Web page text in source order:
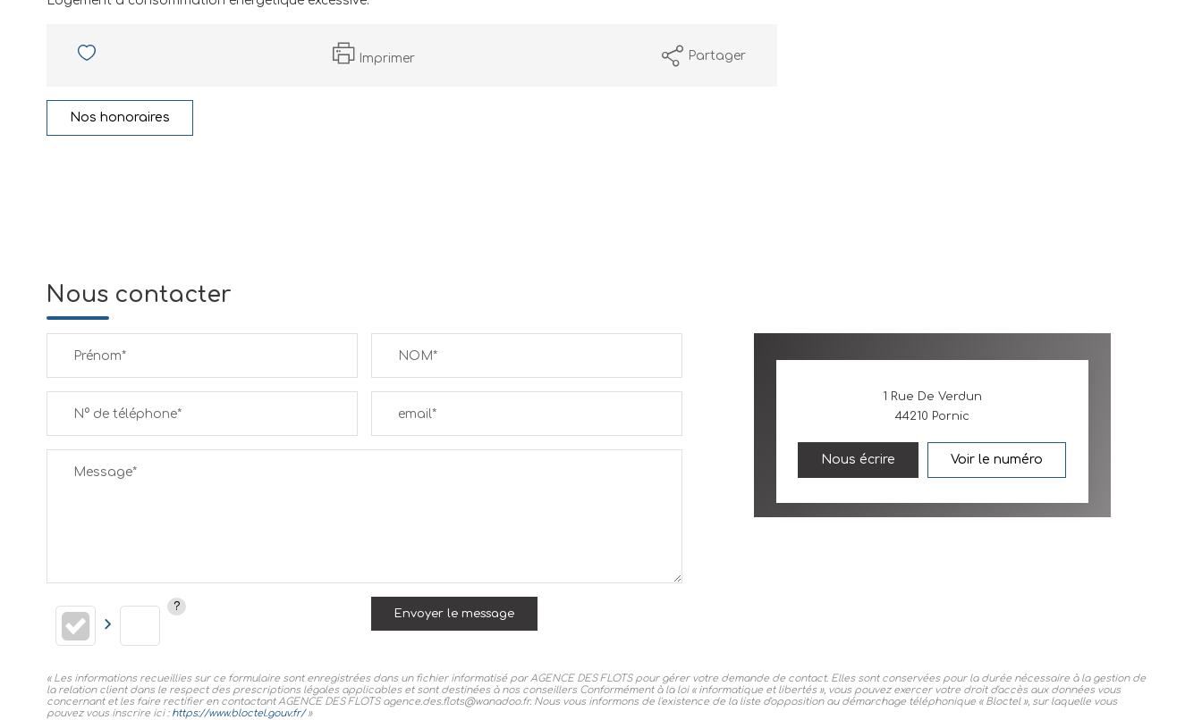
Imprimer Partager
Nos honoraires
Nous contacter
Prénom* NOM*
N° de téléphone* email*
Message*
Envoyer le message
1 Rue De Verdun
44210 Pornic
Nous écrire Voir le numéro
« Les informations recueillies sur ce formulaire sont enregistrées dans un fichier informatisé par AGENCE DES FLOTS pour gérer votre demande de contact. Elles sont conservées pour la durée nécessaire à la gestion de
la relation client dans le respect des prescriptions légales applicables et sont destinées à nos conseillers Conformément à la loi « informatique et libertés », vous pouvez exercer votre droit d'accès aux données vous
concernant et les faire rectifier en contactant AGENCE DES FLOTS agence.des.flots@wanadoo.fr. Nous vous informons de l'existence de la liste d'opposition au démarchage téléphonique « Bloctel », sur laquelle vous
pouvez vous inscrire ici : https://www.bloctel.gouv.fr/»